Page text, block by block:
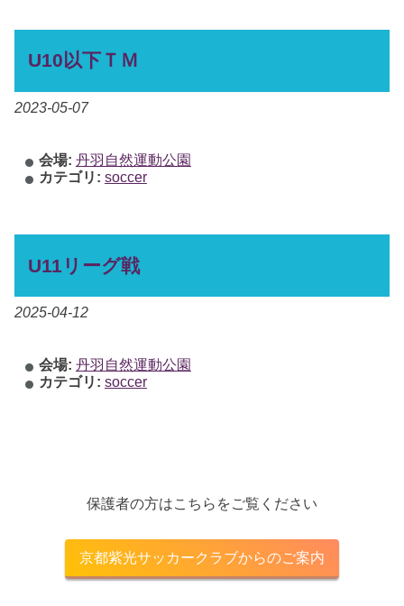
U10以下ＴＭ
2023-05-07
会場: 丹羽自然運動公園
カテゴリ: soccer
U11リーグ戦
2025-04-12
会場: 丹羽自然運動公園
カテゴリ: soccer
保護者の方はこちらをご覧ください
京都紫光サッカークラブからのご案内